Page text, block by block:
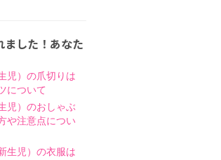
した！あなた
児）の爪切りは
について
児）のおしゃぶ
や注意点につい
生児）の衣服は